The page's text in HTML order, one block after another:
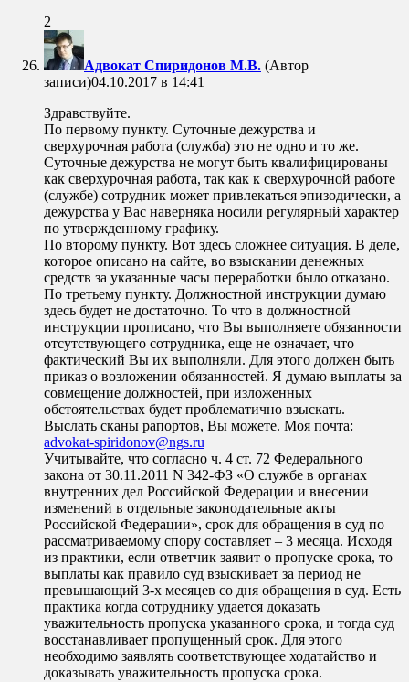
2
Адвокат Спиридонов М.В. (Автор
записи)04.10.2017 в 14:41
Здравствуйте.
По первому пункту. Суточные дежурства и
сверхурочная работа (служба) это не одно и то же.
Суточные дежурства не могут быть квалифицированы
как сверхурочная работа, так как к сверхурочной работе
(службе) сотрудник может привлекаться эпизодически, а
дежурства у Вас наверняка носили регулярный характер
по утвержденному графику.
По второму пункту. Вот здесь сложнее ситуация. В деле,
которое описано на сайте, во взыскании денежных
средств за указанные часы переработки было отказано.
По третьему пункту. Должностной инструкции думаю
здесь будет не достаточно. То что в должностной
инструкции прописано, что Вы выполняете обязанности
отсутствующего сотрудника, еще не означает, что
фактический Вы их выполняли. Для этого должен быть
приказ о возложении обязанностей. Я думаю выплаты за
совмещение должностей, при изложенных
обстоятельствах будет проблематично взыскать.
Выслать сканы рапортов, Вы можете. Моя почта:
advokat-spiridonov@ngs.ru
Учитывайте, что согласно ч. 4 ст. 72 Федерального
закона от 30.11.2011 N 342-ФЗ «О службе в органах
внутренних дел Российской Федерации и внесении
изменений в отдельные законодательные акты
Российской Федерации», срок для обращения в суд по
рассматриваемому спору составляет – 3 месяца. Исходя
из практики, если ответчик заявит о пропуске срока, то
выплаты как правило суд взыскивает за период не
превышающий 3-х месяцев со дня обращения в суд. Есть
практика когда сотруднику удается доказать
уважительность пропуска указанного срока, и тогда суд
восстанавливает пропущенный срок. Для этого
необходимо заявлять соответствующее ходатайство и
доказывать уважительность пропуска срока.